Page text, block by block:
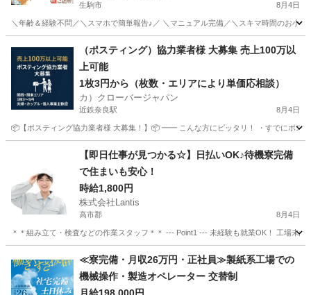
生駒市 8月4日
＼年齢＆経験不問／＼スマホで簡単報告♪／ ＼マニュアル完備／＼スキマ時間のお小
その他
（ポスティング）協力業者様 大募集 売上100万以
上可能
1枚3円から（枚数・エリアにより単価応相談）
カ）クローバージャパン
近鉄奈良駅 8月4日
📦【ポスティング協力業者様 大募集！】📦 ━━ こんな方にピッタリ！ ・すでにポス
近鉄奈良駅 軽作業 業務委託契約
【即日仕事が見つかる☆】日払いOK♪待機寮完備
で住まいも安心！
時給1,800円
株式会社Lantis
高市郡 8月4日
＊＊組み立て・検査などの作業スタッフ＊＊ --- Point1 --- 未経験も就業OK！ 工場未
工場 スタッフ
≪寮完備・月収26万円・正社員≫製紙系工場での
機械操作・製造オペレーター 交替制